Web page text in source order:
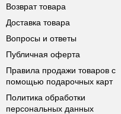
Возврат товара
Доставка товара
Вопросы и ответы
Публичная оферта
Правила продажи товаров с
помощью подарочных карт
Политика обработки
персональных данных